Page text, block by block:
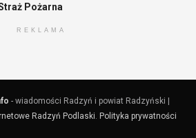
Pożarna
REKLAMA
- wiadomości Radzyń i powiat Radzyński |
Radzyń Podlaski Polityka prywatności